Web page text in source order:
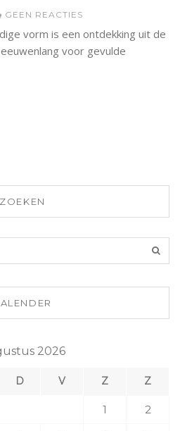
GEEN REACTIES
vorm is een ontdekking uit de
voor gevulde
ZOEKEN
2026
D V Z Z
1 2